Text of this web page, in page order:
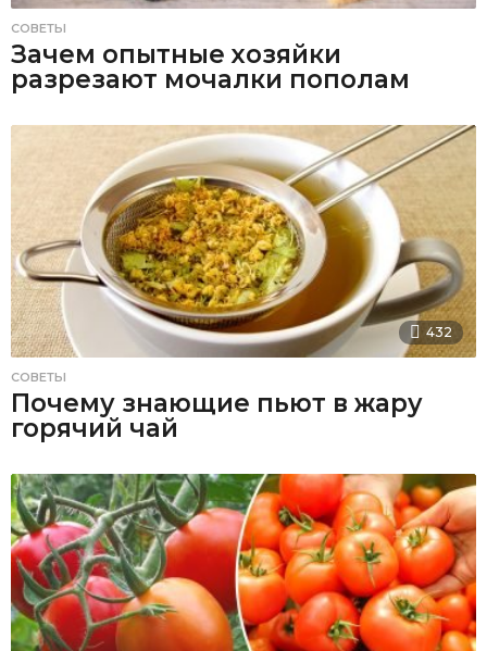
СОВЕТЫ
Зачем опытные хозяйки
разрезают мочалки пополам
432
СОВЕТЫ
Почему знающие пьют в жару
горячий чай